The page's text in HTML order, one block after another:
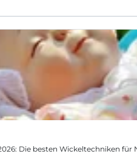
Die besten Wickeltechniken für